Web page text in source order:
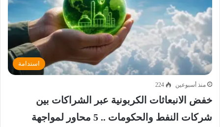
استدامة
منذ أسبوعين 224
خفض الانبعاثات الكربونية عبر الشراكات بين
شركات النفط والحكومات .. 5 محاور لمواجهة